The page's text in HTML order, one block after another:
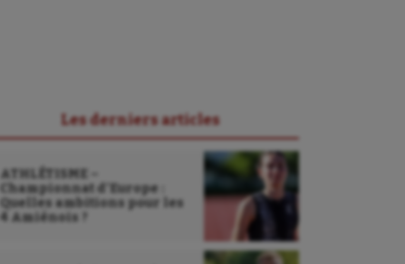
Les derniers articles
ATHLÉTISME –
Championnat d’Europe :
Quelles ambitions pour les
4 Amiénois ?